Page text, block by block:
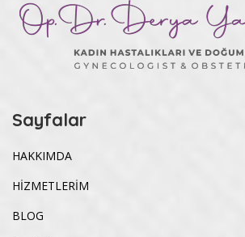
Sayfalar
HAKKIMDA
HİZMETLERİM
BLOG